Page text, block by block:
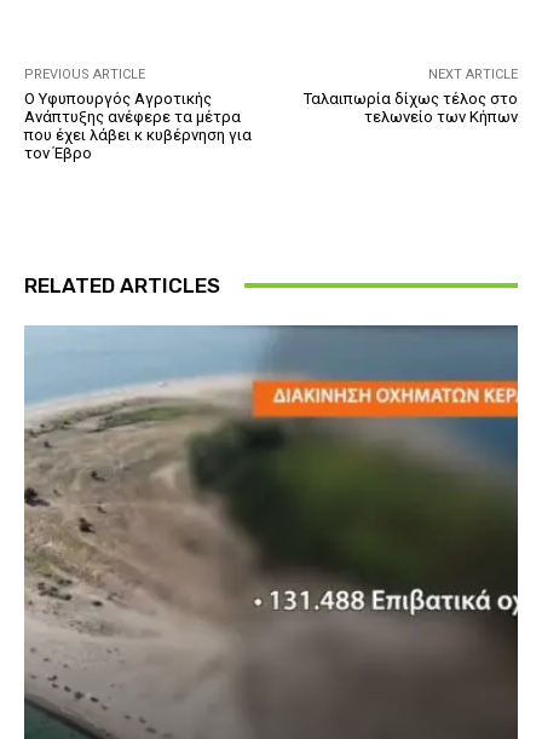
PREVIOUS ARTICLE
Ο Υφυπουργός Αγροτικής
Ανάπτυξης ανέφερε τα μέτρα
που έχει λάβει κ κυβέρνηση για
τον Έβρο
NEXT ARTICLE
Ταλαιπωρία δίχως τέλος στο
τελωνείο των Κήπων
RELATED ARTICLES